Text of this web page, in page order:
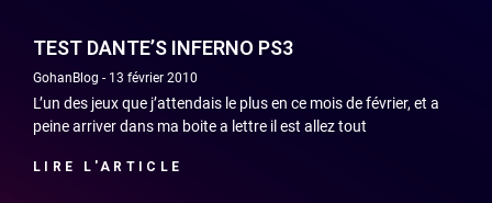
TEST DANTE’S INFERNO PS3
GohanBlog 13 février 2010
L’un des jeux que j’attendais le plus en ce mois de février, et a
peine arriver dans ma boite a lettre il est allez tout
LIRE L'ARTICLE